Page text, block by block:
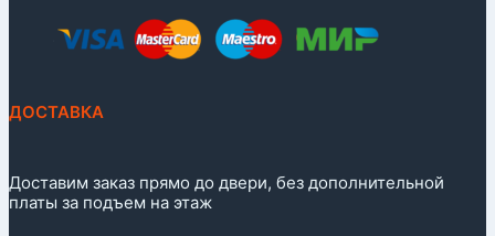
ДОСТАВКА
Доставим заказ прямо до двери, без дополнительной
платы за подъем на этаж